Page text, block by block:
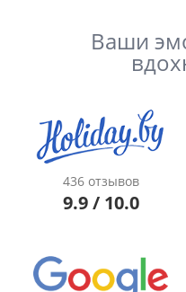
Ваши
436 отзывов
9.9 / 10.0